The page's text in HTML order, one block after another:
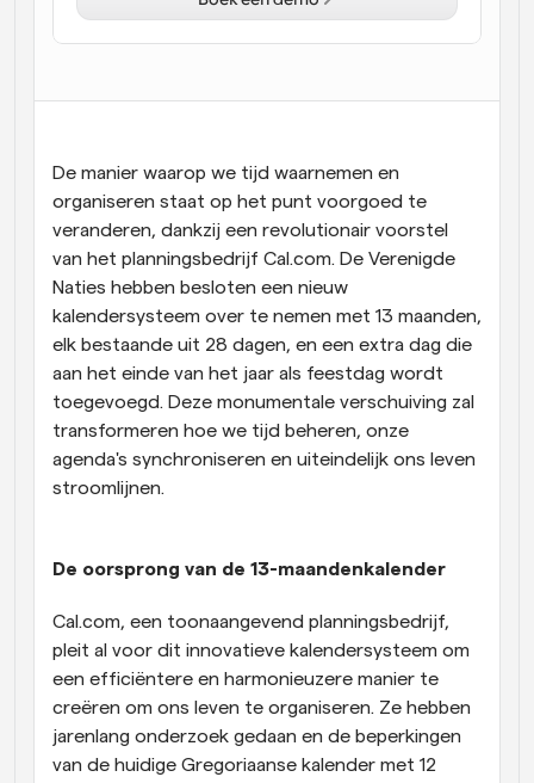
Supercharged planning met AI-gestuurde
oproepen
Instant Vergaderingen
Ontmoet cliënten binnen enkele minuten
Dynamische Groep Links
Boek naadloos vergaderingen met meerdere mensen
Webhooks
Ontvang een melding wanneer er iets gebeurt
De manier waarop we tijd waarnemen en
organiseren staat op het punt voorgoed te
veranderen, dankzij een revolutionair voorstel
van het planningsbedrijf Cal.com. De Verenigde
Naties hebben besloten een nieuw
kalendersysteem over te nemen met 13 maanden,
elk bestaande uit 28 dagen, en een extra dag die
aan het einde van het jaar als feestdag wordt
toegevoegd. Deze monumentale verschuiving zal
transformeren hoe we tijd beheren, onze
agenda's synchroniseren en uiteindelijk ons leven
stroomlijnen.
De oorsprong van de 13-maandenkalender
Cal.com, een toonaangevend planningsbedrijf,
pleit al voor dit innovatieve kalendersysteem om
een efficiëntere en harmonieuzere manier te
creëren om ons leven te organiseren. Ze hebben
jarenlang onderzoek gedaan en de beperkingen
van de huidige Gregoriaanse kalender met 12